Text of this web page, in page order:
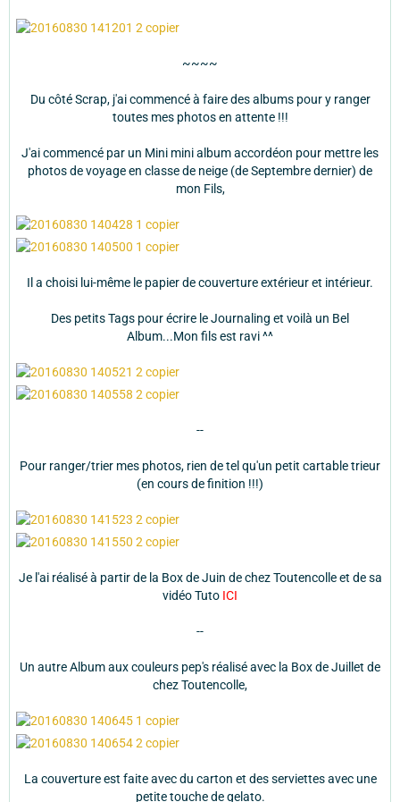
~~~~
Du côté Scrap, j'ai commencé à faire des albums pour y ranger
toutes mes photos en attente !!!
J'ai commencé par un Mini mini album accordéon pour mettre les
photos de voyage en classe de neige (de Septembre dernier) de
mon Fils,
Il a choisi lui-même le papier de couverture extérieur et intérieur.
Des petits Tags pour écrire le Journaling et voilà un Bel
Album...Mon fils est ravi ^^
--
Pour ranger/trier mes photos, rien de tel qu'un petit cartable trieur
(en cours de finition !!!)
Je l'ai réalisé à partir de la Box de Juin de chez Toutencolle et de sa
vidéo Tuto ICI
--
Un autre Album aux couleurs pep's réalisé avec la Box de Juillet de
chez Toutencolle,
La couverture est faite avec du carton et des serviettes avec une
petite touche de gelato.